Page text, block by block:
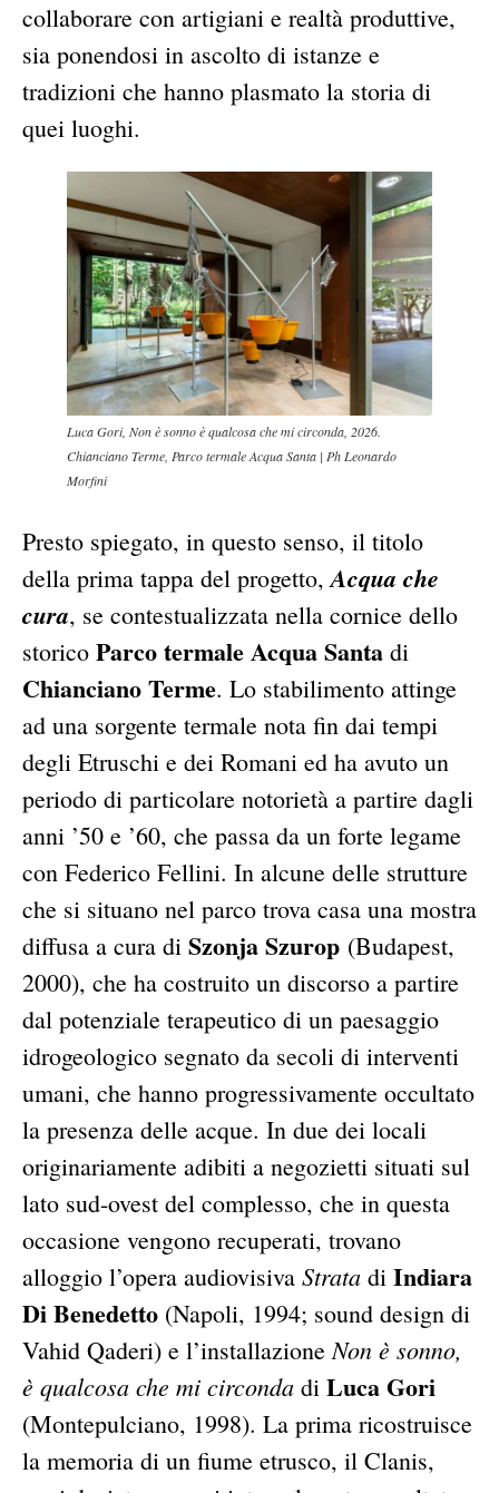
collaborare con artigiani e realtà produttive,
sia ponendosi in ascolto di istanze e
tradizioni che hanno plasmato la storia di
quei luoghi.
Luca Gori, Non è sonno è qualcosa che mi circonda, 2026.
Chianciano Terme, Parco termale Acqua Santa | Ph Leonardo
Morfini
Presto spiegato, in questo senso, il titolo
della prima tappa del progetto,Acqua che
cura, se contestualizzata nella cornice dello
storico Parco termale Acqua Santa di
Chianciano Terme. Lo stabilimento attinge
ad una sorgente termale nota fin dai tempi
degli Etruschi e dei Romani ed ha avuto un
periodo di particolare notorietà a partire dagli
anni ’50 e ’60, che passa da un forte legame
con Federico Fellini. In alcune delle strutture
che si situano nel parco trova casa una mostra
diffusa a cura di Szonja Szurop (Budapest,
2000), che ha costruito un discorso a partire
dal potenziale terapeutico di un paesaggio
idrogeologico segnato da secoli di interventi
umani, che hanno progressivamente occultato
la presenza delle acque. In due dei locali
originariamente adibiti a negozietti situati sul
lato sud-ovest del complesso, che in questa
occasione vengono recuperati, trovano
alloggio l’opera audiovisiva Strata di Indiara
Di Benedetto (Napoli, 1994; sound design di
Vahid Qaderi) e l’installazioneNon è sonno,
è qualcosa che mi circonda di Luca Gori
(Montepulciano, 1998). La prima ricostruisce
la memoria di un fiume etrusco, il Clanis,